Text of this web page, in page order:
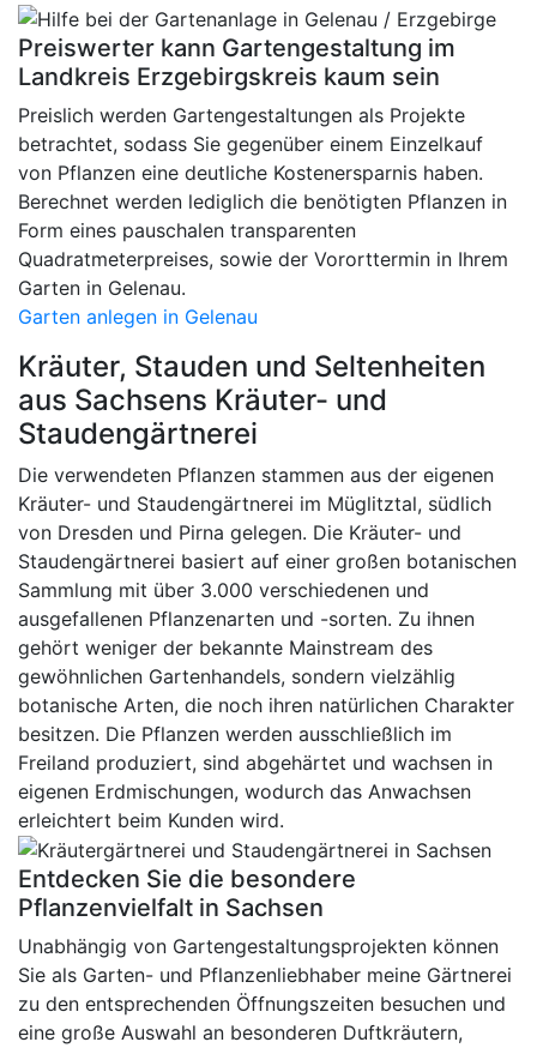
Preiswerter kann Gartengestaltung im
Landkreis Erzgebirgskreis kaum sein
Preislich werden Gartengestaltungen als Projekte
betrachtet, sodass Sie gegenüber einem Einzelkauf
von Pflanzen eine deutliche Kostenersparnis haben.
Berechnet werden lediglich die benötigten Pflanzen in
Form eines pauschalen transparenten
Quadratmeterpreises, sowie der Vororttermin in Ihrem
Garten in Gelenau.
Garten anlegen in Gelenau
Kräuter, Stauden und Seltenheiten
aus Sachsens Kräuter- und
Staudengärtnerei
Die verwendeten Pflanzen stammen aus der eigenen
Kräuter- und Staudengärtnerei im Müglitztal, südlich
von Dresden und Pirna gelegen. Die Kräuter- und
Staudengärtnerei basiert auf einer großen botanischen
Sammlung mit über 3.000 verschiedenen und
ausgefallenen Pflanzenarten und -sorten. Zu ihnen
gehört weniger der bekannte Mainstream des
gewöhnlichen Gartenhandels, sondern vielzählig
botanische Arten, die noch ihren natürlichen Charakter
besitzen. Die Pflanzen werden ausschließlich im
Freiland produziert, sind abgehärtet und wachsen in
eigenen Erdmischungen, wodurch das Anwachsen
erleichtert beim Kunden wird.
Entdecken Sie die besondere
Pflanzenvielfalt in Sachsen
Unabhängig von Gartengestaltungsprojekten können
Sie als Garten- und Pflanzenliebhaber meine Gärtnerei
zu den entsprechenden Öffnungszeiten besuchen und
eine große Auswahl an besonderen Duftkräutern,